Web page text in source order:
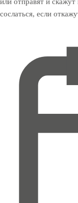
сослаться, если